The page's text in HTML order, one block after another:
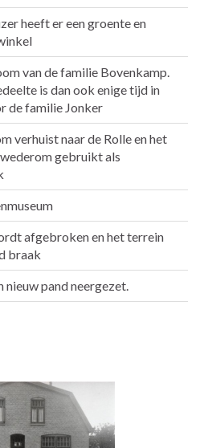
heeft er een groente en
van de familie Bovenkamp.
is dan ook enige tijd in
de familie Jonker
verhuist naar de Rolle en het
gebruikt als
afgebroken en het terrein
braak
nieuw pand neergezet.